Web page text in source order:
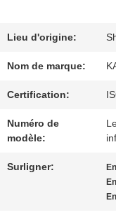
VIRTUELLE
À
PROPOS
DE
NOUS
Lieu d'origine:
Nom de marque:
Certification:
Numéro de
modèle:
Surligner: